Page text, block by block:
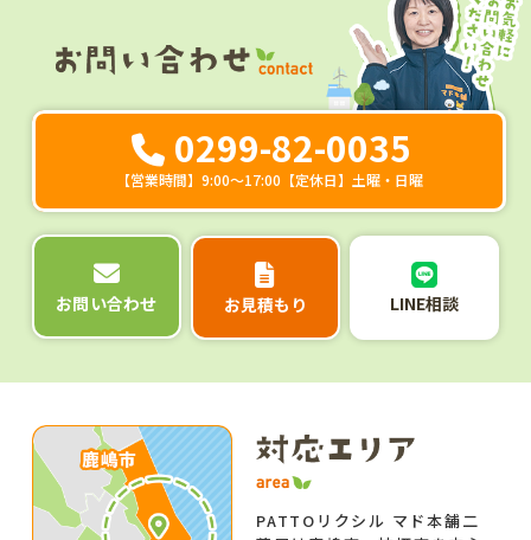
0299-82-0035
【営業時間】9:00～17:00【定休日】土曜・日曜
お問い合わせ お見積もり LINE相談
PATTOリクシル マド本舗二